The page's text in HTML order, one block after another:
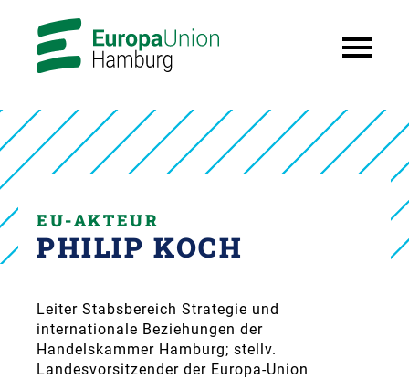
EU-AKTEUR
PHILIP KOCH
Leiter Stabsbereich Strategie und
internationale Beziehungen der
Handelskammer Hamburg; stellv.
Landesvorsitzender der Europa-Union